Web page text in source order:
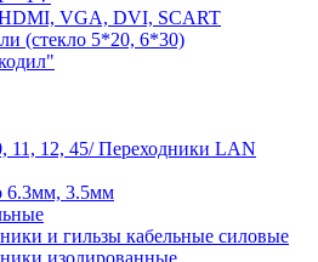
VGA, DVI, SCART
(стекло 5*20, 6*30)
11, 12, 45/ Переходники LAN
6.3мм, 3.5мм
и гильзы кабельные силовые
изолированные